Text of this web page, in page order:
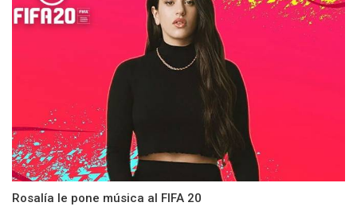
Rosalía le pone música al FIFA 20